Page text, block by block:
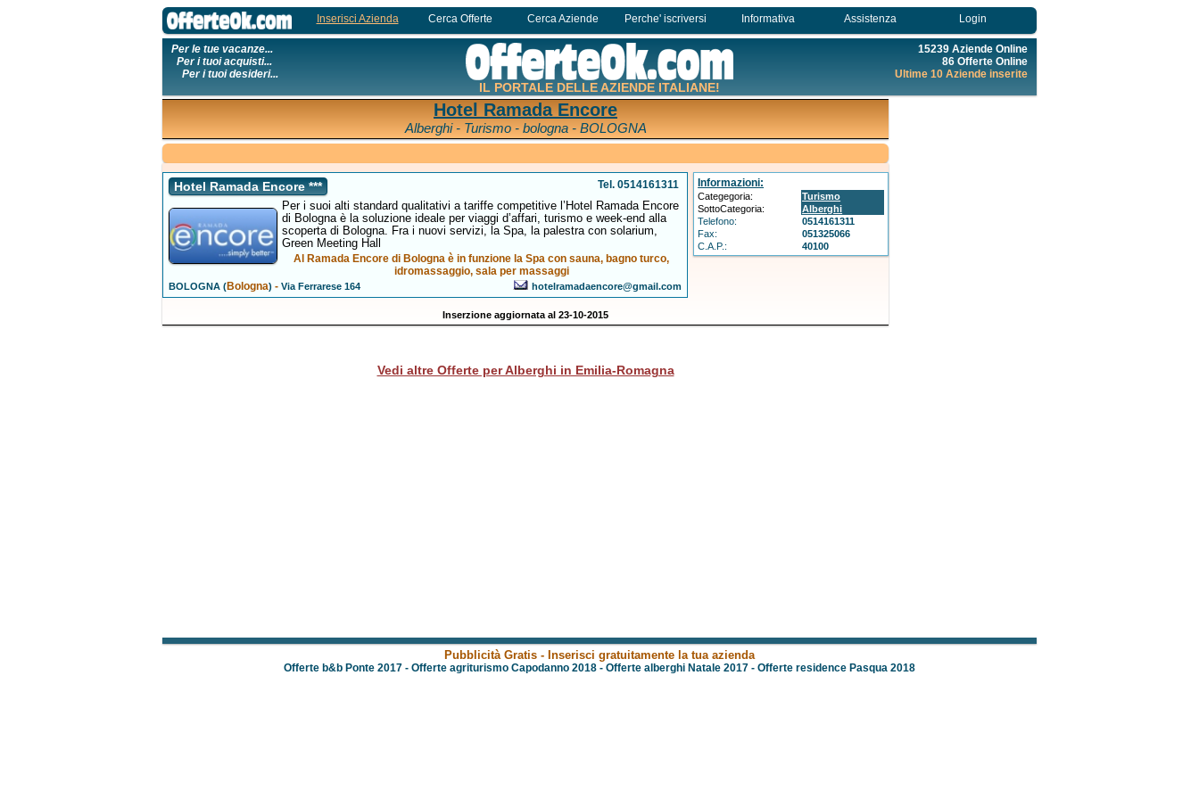
Inserisci Azienda Cerca Offerte Cerca Aziende Perche' iscriversi Informativa Assistenza Login
Per le tue vacanze...
Per i tuoi acquisti...
Per i tuoi desideri...
IL PORTALE DELLE AZIENDE ITALIANE!
15239 Aziende Online
86 Offerte Online
Ultime 10 Aziende inserite
Hotel Ramada Encore
Alberghi - Turismo - bologna - BOLOGNA
Hotel Ramada Encore *** Tel. 0514161311
Per i suoi alti standard qualitativi a tariffe competitive l’Hotel Ramada Encore
di Bologna è la soluzione ideale per viaggi d’affari, turismo e week-end alla
scoperta di Bologna. Fra i nuovi servizi, la Spa, la palestra con solarium,
Green Meeting Hall
Al Ramada Encore di Bologna è in funzione la Spa con sauna, bagno turco,
idromassaggio, sala per massaggi
BOLOGNA (Bologna) -Via Ferrarese 164 hotelramadaencore@gmail.com
Informazioni:
Categegoria:
Turismo
SottoCategoria:
Alberghi
Telefono:
0514161311
Fax:
051325066
C.A.P.:
40100
Inserzione aggiornata al 23-10-2015
Vedi altre Offerte per Alberghi in Emilia-Romagna
Pubblicità Gratis - Inserisci gratuitamente la tua azienda
Offerte b&b Ponte 2017 - Offerte agriturismo Capodanno 2018 - Offerte alberghi Natale 2017 - Offerte residence Pasqua 2018